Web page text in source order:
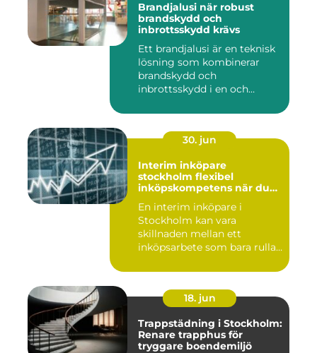
Brandjalusi när robust
brandskydd och
inbrottsskydd krävs
Ett brandjalusi är en teknisk
lösning som kombinerar
brandskydd och
inbrottsskydd i en och
30. jun
Interim inköpare
stockholm flexibel
inköpskompetens när du
En interim inköpare i
Stockholm kan vara
skillnaden mellan ett
inköpsarbete som bara rullar
18. jun
Trappstädning i Stockholm:
Renare trapphus för
tryggare boendemiljö